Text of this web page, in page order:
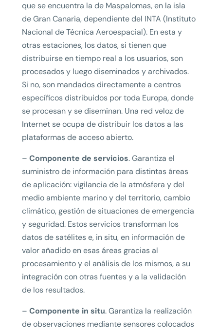
que se encuentra la de Maspalomas, en la isla
de Gran Canaria, dependiente del INTA (Instituto
Nacional de Técnica Aeroespacial). En esta y
otras estaciones, los datos, si tienen que
distribuirse en tiempo real a los usuarios, son
procesados y luego diseminados y archivados.
Si no, son mandados directamente a centros
específicos distribuidos por toda Europa, donde
se procesan y se diseminan. Una red veloz de
Internet se ocupa de distribuir los datos a las
plataformas de acceso abierto.
– Componente de servicios. Garantiza el
suministro de información para distintas áreas
de aplicación: vigilancia de la atmósfera y del
medio ambiente marino y del territorio, cambio
climático, gestión de situaciones de emergencia
y seguridad. Estos servicios transforman los
datos de satélites e, in situ, en información de
valor añadido en esas áreas gracias al
procesamiento y el análisis de los mismos, a su
integración con otras fuentes y a la validación
de los resultados.
– Componente in situ. Garantiza la realización
de observaciones mediante sensores colocados